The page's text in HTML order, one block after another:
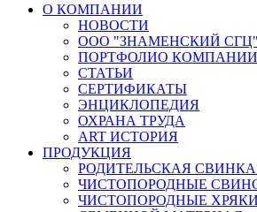
О КОМПАНИИ
НОВОСТИ
ООО "ЗНАМЕНСКИЙ СГЦ"
ПОРТФОЛИО КОМПАНИИ
СТАТЬИ
СЕРТИФИКАТЫ
ЭНЦИКЛОПЕДИЯ
ОХРАНА ТРУДА
ART ИСТОРИЯ
ПРОДУКЦИЯ
РОДИТЕЛЬСКАЯ СВИНКА
ЧИСТОПОРОДНЫЕ
ЧИСТОПОРОДНЫЕ ХРЯКИ